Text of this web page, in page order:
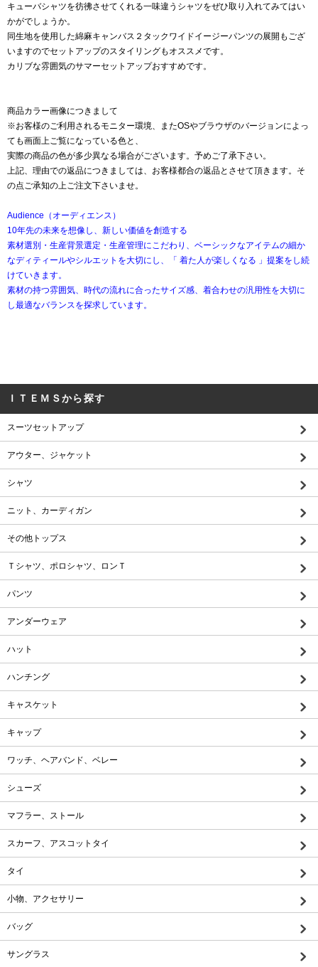
キューバシャツを彷彿させてくれる一味違うシャツをぜひ取り入れてみてはい
かがでしょうか。
同生地を使用した綿麻キャンバス２タックワイドイージーパンツの展開もござ
いますのでセットアップのスタイリングもオススメです。
カリブな雰囲気のサマーセットアップおすすめです。
商品カラー画像につきまして
※お客様のご利用されるモニター環境、またOSやブラウザのバージョンによっ
ても画面上ご覧になっている色と、
実際の商品の色が多少異なる場合がございます。予めご了承下さい。
上記、理由での返品につきましては、お客様都合の返品とさせて頂きます。そ
の点ご承知の上ご注文下さいませ。
Audience（オーディエンス）
10年先の未来を想像し、新しい価値を創造する
素材選別・生産背景選定・生産管理にこだわり、ベーシックなアイテムの細か
なディティールやシルエットを大切にし、「 着た人が楽しくなる 」提案をし続
けていきます。
素材の持つ雰囲気、時代の流れに合ったサイズ感、着合わせの汎用性を大切に
し最適なバランスを探求しています。
ＩＴＥＭＳから探す
スーツセットアップ
アウター、ジャケット
シャツ
ニット、カーディガン
その他トップス
Ｔシャツ、ポロシャツ、ロンＴ
パンツ
アンダーウェア
ハット
ハンチング
キャスケット
キャップ
ワッチ、ヘアバンド、ベレー
シューズ
マフラー、ストール
スカーフ、アスコットタイ
タイ
小物、アクセサリー
バッグ
サングラス